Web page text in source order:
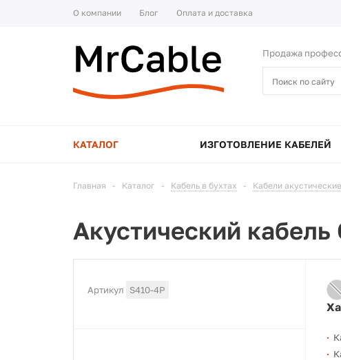
О компании Блог Оплата и доставка
Продажа
КАТАЛОГ ИЗГОТОВЛЕНИЕ КАБЕЛЕЙ
Главная - Каталог - Кабель в бухтах - Кабели акустические
Акустический кабель
Артикул S410-4P